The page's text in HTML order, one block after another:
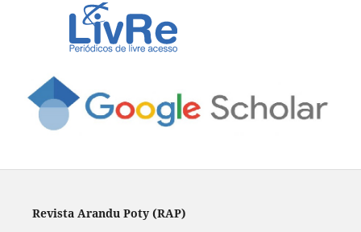
Revista Arandu Poty (RAP)